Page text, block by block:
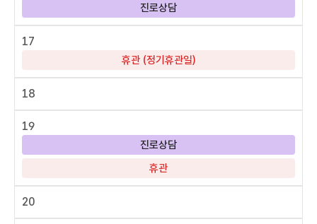
진로상담
17
휴관 (정기휴관일)
18
19
진로상담
휴관
20